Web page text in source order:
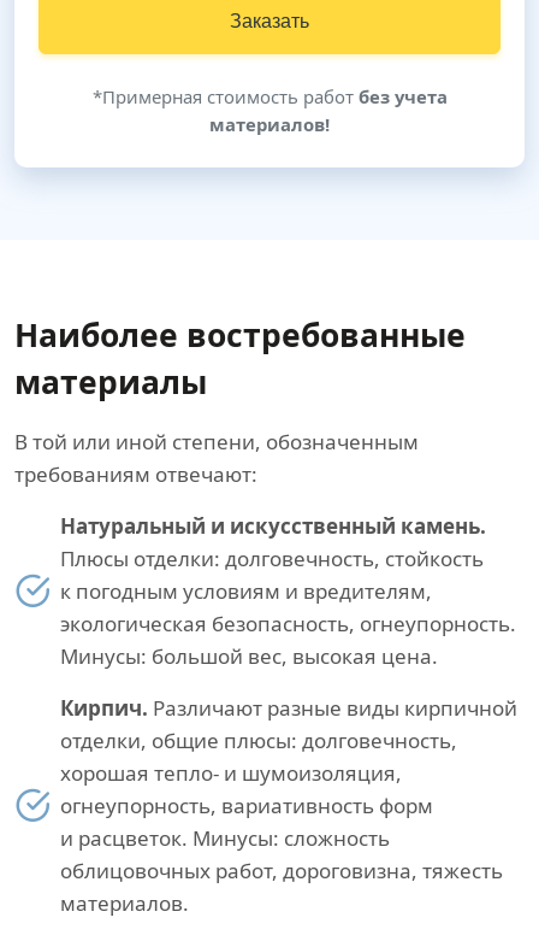
Заказать
*Примерная стоимость работ без учета
материалов!
Наиболее востребованные
материалы
В той или иной степени, обозначенным
требованиям отвечают:
Натуральный и искусственный камень.
Плюсы отделки: долговечность, стойкость
к погодным условиям и вредителям,
экологическая безопасность, огнеупорность.
Минусы: большой вес, высокая цена.
Кирпич. Различают разные виды кирпичной
отделки, общие плюсы: долговечность,
хорошая тепло- и шумоизоляция,
огнеупорность, вариативность форм
и расцветок. Минусы: сложность
облицовочных работ, дороговизна, тяжесть
материалов.